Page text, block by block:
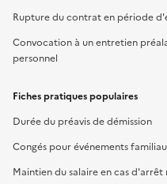
Rupture du contrat en période
Convocation à un entretien
personnel
Fiches pratiques populaires
Durée du préavis de démission
Congés pour événements
Maintien du salaire en cas d'arrêt